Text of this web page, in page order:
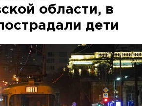
области, в
дети